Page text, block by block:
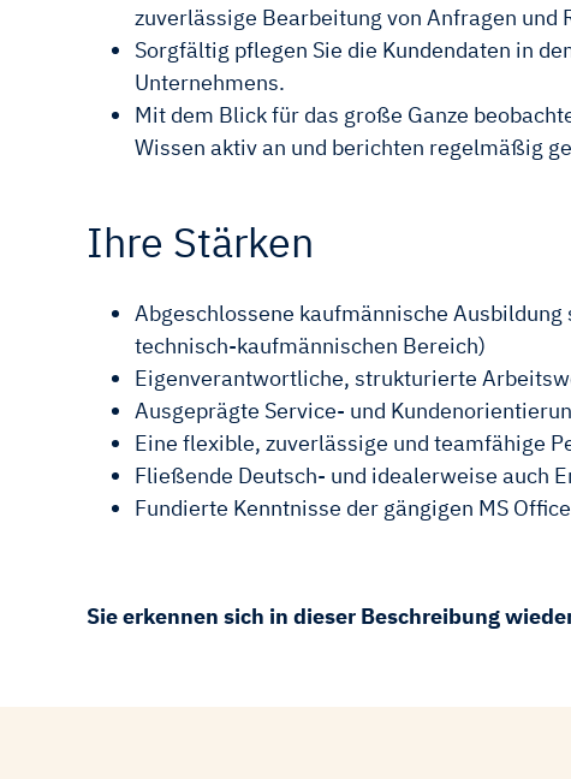
zuverlässige Bearbeitung von Anfragen
Sorgfältig pflegen Sie die Kundendaten in
Unternehmens.
Mit dem Blick für das große Ganze
Wissen aktiv an und berichten regelmäßig
Ihre Stärken
Abgeschlossene kaufmännische
technisch-kaufmännischen Bereich)
Eigenverantwortliche, strukturierte
Ausgeprägte Service- und
Eine flexible, zuverlässige und teamfähige
Fließende Deutsch- und idealerweise auch
Fundierte Kenntnisse der gängigen MS
Sie erkennen sich in dieser Beschreibung